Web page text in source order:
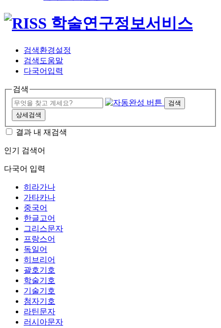
검색환경설정
검색도움말
다국어입력
검색
검색
상세검색
결과 내 재검색
인기 검색어
다국어 입력
히라가나
가타카나
중국어
한글고어
그리스문자
프랑스어
독일어
히브리어
괄호기호
학술기호
기술기호
첨자기호
라틴문자
러시아문자